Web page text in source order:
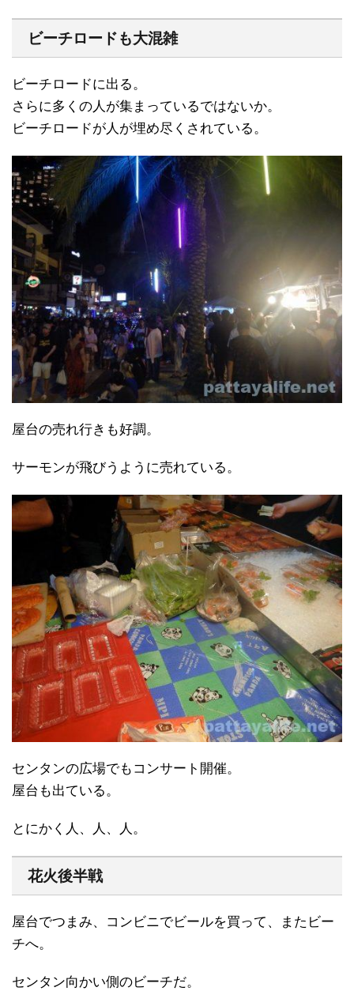
ビーチロードも大混雑
ビーチロードに出る。
さらに多くの人が集まっているではないか。
ビーチロードが人が埋め尽くされている。
屋台の売れ行きも好調。
サーモンが飛びうように売れている。
センタンの広場でもコンサート開催。
屋台も出ている。
とにかく人、人、人。
花火後半戦
屋台でつまみ、コンビニでビールを買って、またビー
チへ。
センタン向かい側のビーチだ。